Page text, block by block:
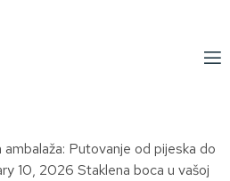
Putovanje od pijeska do
10, 2026 Staklena boca u vašoj